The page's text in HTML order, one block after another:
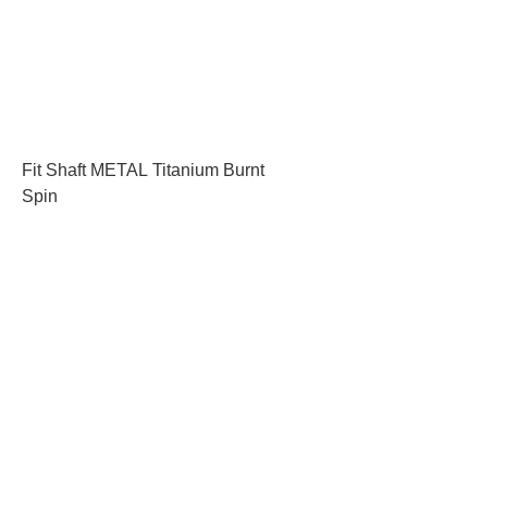
Fit Shaft METAL Titanium Burnt
Spin